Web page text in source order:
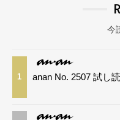
今
1 anan No. 2507 試し